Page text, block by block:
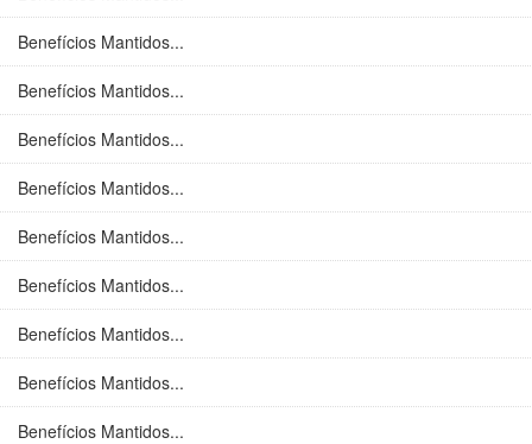
Benefícios Mantidos...
Benefícios Mantidos...
Benefícios Mantidos...
Benefícios Mantidos...
Benefícios Mantidos...
Benefícios Mantidos...
Benefícios Mantidos...
Benefícios Mantidos...
Benefícios Mantidos...